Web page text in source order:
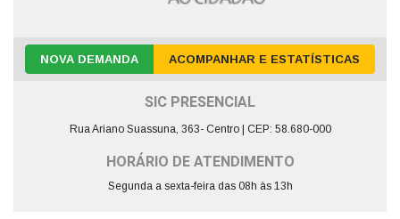
NOVA DEMANDA ACOMPANHAR E ESTATÍSTICAS
SIC PRESENCIAL
Rua Ariano Suassuna, 363- Centro | CEP: 58.680-000
HORÁRIO DE ATENDIMENTO
Segunda a sexta-feira das 08h às 13h